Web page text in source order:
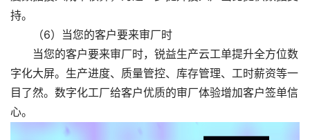
持。
（6）当您的客户要来审厂时
当您的客户要来审厂时，锐益生产云工单提升全方位数
字化大屏。生产进度、质量管控、库存管理、工时薪资等一
目了然。数字化工厂给客户优质的审厂体验增加客户签单信
心。